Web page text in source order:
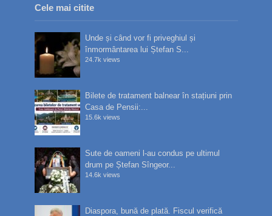
Cele mai citite
Unde și când vor fi priveghiul și
înmormântarea lui Ștefan S...
24.7k views
Bilete de tratament balnear în stațiuni prin
Casa de Pensii:...
15.6k views
Sute de oameni l-au condus pe ultimul
drum pe Ștefan Sîngeor...
14.6k views
Diaspora, bună de plată. Fiscul verifică